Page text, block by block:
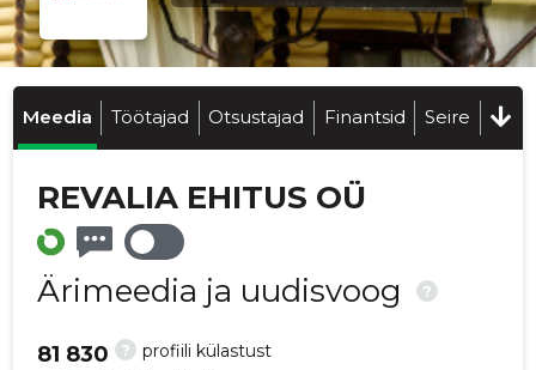
Meedia Töötajad Otsustajad Finantsid Seire
REVALIA EHITUS OÜ
Ärimeedia ja uudisvoog ?
? profiili külastust
81 830